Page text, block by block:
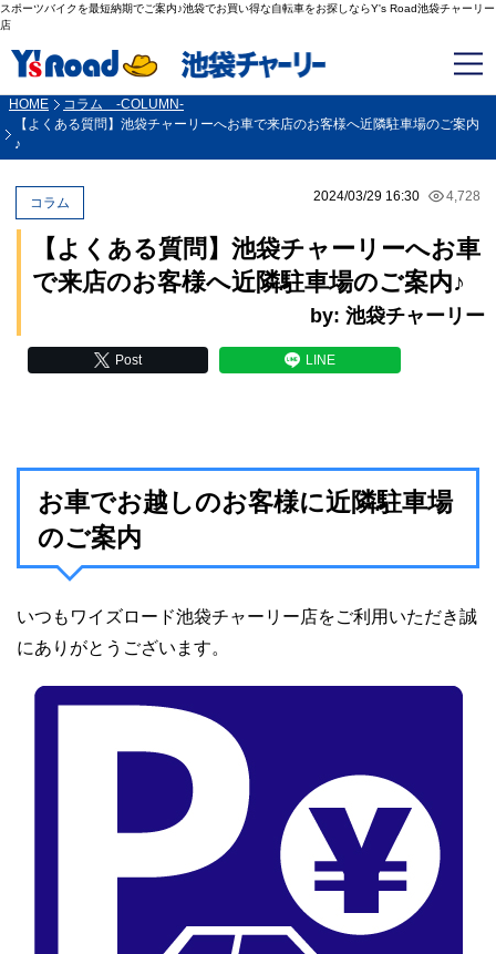
スポーツバイクを最短納期でご案内♪池袋でお買い得な自転車をお探しならY's Road池袋チャーリー
店
HOME
コラム -COLUMN-
【よくある質問】池袋チャーリーへお車で来店のお客様へ近隣駐車場のご案内
♪
2024/03/29 16:30 4,728
コラム
【よくある質問】池袋チャーリーへお車
で来店のお客様へ近隣駐車場のご案内♪
by: 池袋チャーリー
Post LINE
お車でお越しのお客様に近隣駐車場
のご案内
いつもワイズロード池袋チャーリー店をご利用いただき誠
にありがとうございます。